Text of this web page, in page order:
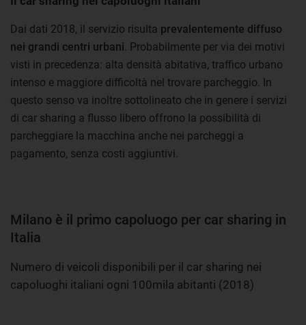
Dai dati 2018, il servizio risulta prevalentemente diffuso
nei grandi centri urbani . Probabilmente per via dei motivi
visti in precedenza: alta densità abitativa, traffico urbano
intenso e maggiore difficoltà nel trovare parcheggio. In
questo senso va inoltre sottolineato che in genere i servizi
di car sharing a flusso libero offrono la possibilità di
parcheggiare la macchina anche nei parcheggi a
pagamento, senza costi aggiuntivi.
Milano è il primo capoluogo per car sharing in
Italia
Numero di veicoli disponibili per il car sharing nei
capoluoghi italiani ogni 100mila abitanti (2018)